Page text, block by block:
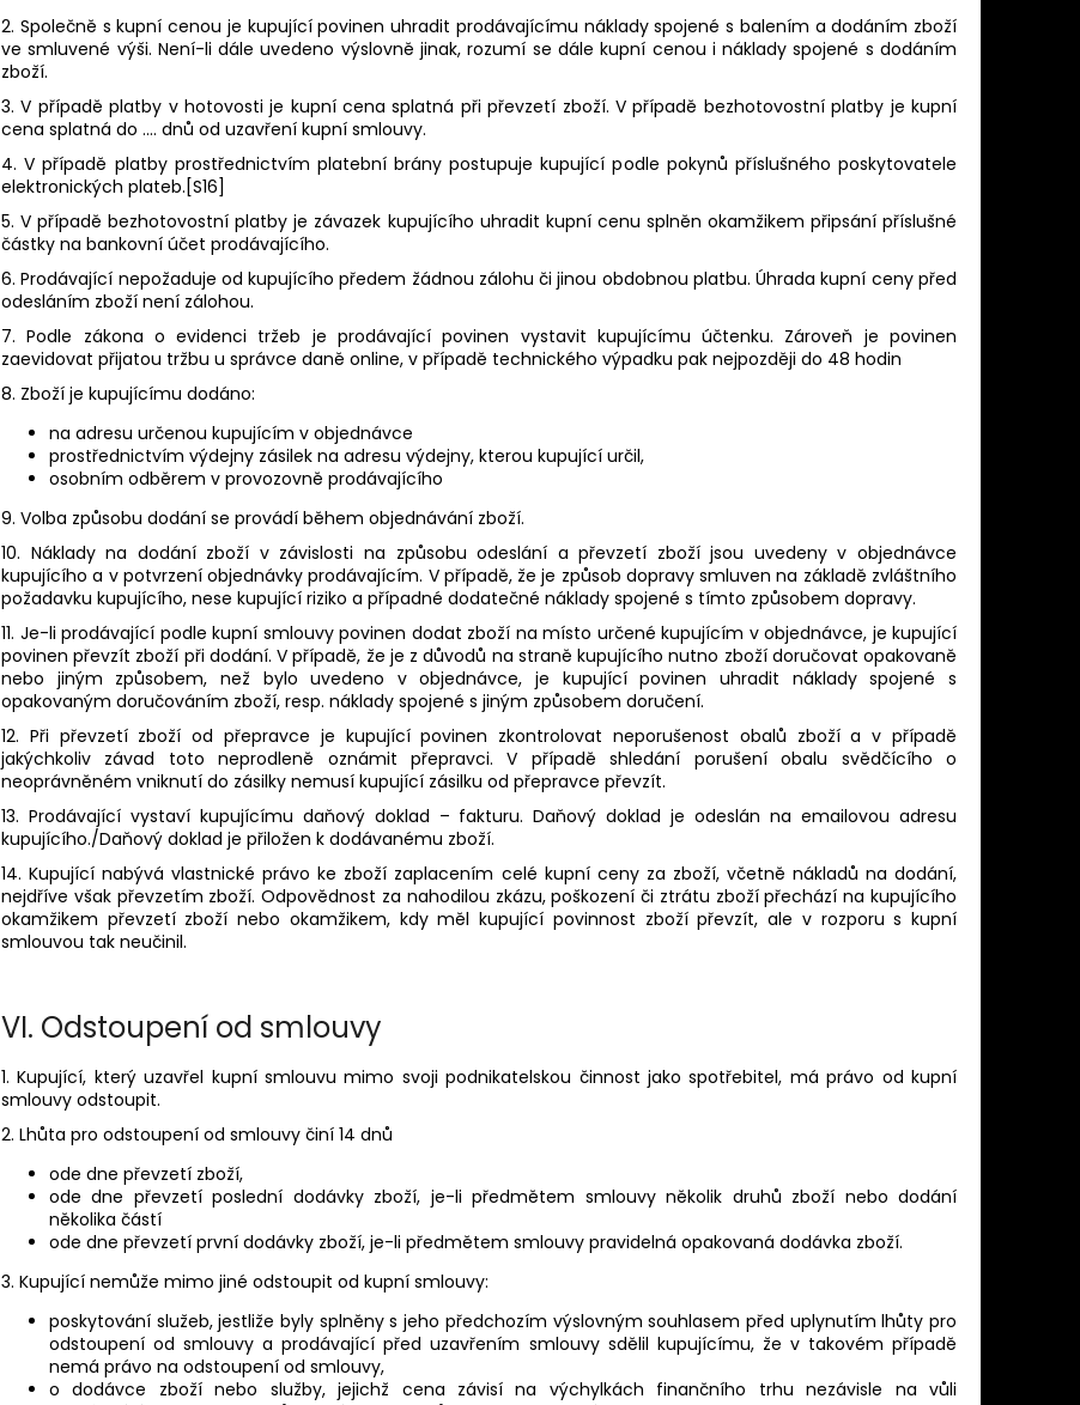
2. Společně s kupní cenou je kupující povinen uhradit prodávajícímu náklady spojené s balením a dodáním zboží
ve smluvené výši. Není-li dále uvedeno výslovně jinak, rozumí se dále kupní cenou i náklady spojené s dodáním
zboží.
3. V případě platby v hotovosti je kupní cena splatná při převzetí zboží. V případě bezhotovostní platby je kupní
cena splatná do …. dnů od uzavření kupní smlouvy.
4. V případě platby prostřednictvím platební brány postupuje kupující podle pokynů příslušného poskytovatele
elektronických plateb.[S16]
5. V případě bezhotovostní platby je závazek kupujícího uhradit kupní cenu splněn okamžikem připsání příslušné
částky na bankovní účet prodávajícího.
6. Prodávající nepožaduje od kupujícího předem žádnou zálohu či jinou obdobnou platbu. Úhrada kupní ceny před
odesláním zboží není zálohou.
7. Podle zákona o evidenci tržeb je prodávající povinen vystavit kupujícímu účtenku. Zároveň je povinen
zaevidovat přijatou tržbu u správce daně online, v případě technického výpadku pak nejpozději do 48 hodin
8. Zboží je kupujícímu dodáno:
na adresu určenou kupujícím v objednávce
prostřednictvím výdejny zásilek na adresu výdejny, kterou kupující určil,
osobním odběrem v provozovně prodávajícího
9. Volba způsobu dodání se provádí během objednávání zboží.
10. Náklady na dodání zboží v závislosti na způsobu odeslání a převzetí zboží jsou uvedeny v objednávce
kupujícího a v potvrzení objednávky prodávajícím. V případě, že je způsob dopravy smluven na základě zvláštního
požadavku kupujícího, nese kupující riziko a případné dodatečné náklady spojené s tímto způsobem dopravy.
11. Je-li prodávající podle kupní smlouvy povinen dodat zboží na místo určené kupujícím v objednávce, je kupující
povinen převzít zboží při dodání. V případě, že je z důvodů na straně kupujícího nutno zboží doručovat opakovaně
nebo jiným způsobem, než bylo uvedeno v objednávce, je kupující povinen uhradit náklady spojené s
opakovaným doručováním zboží, resp. náklady spojené s jiným způsobem doručení.
12. Při převzetí zboží od přepravce je kupující povinen zkontrolovat neporušenost obalů zboží a v případě
jakýchkoliv závad toto neprodleně oznámit přepravci. V případě shledání porušení obalu svědčícího o
neoprávněném vniknutí do zásilky nemusí kupující zásilku od přepravce převzít.
13. Prodávající vystaví kupujícímu daňový doklad – fakturu. Daňový doklad je odeslán na emailovou adresu
kupujícího./Daňový doklad je přiložen k dodávanému zboží.
14. Kupující nabývá vlastnické právo ke zboží zaplacením celé kupní ceny za zboží, včetně nákladů na dodání,
nejdříve však převzetím zboží. Odpovědnost za nahodilou zkázu, poškození či ztrátu zboží přechází na kupujícího
okamžikem převzetí zboží nebo okamžikem, kdy měl kupující povinnost zboží převzít, ale v rozporu s kupní
smlouvou tak neučinil.
VI. Odstoupení od smlouvy
1. Kupující, který uzavřel kupní smlouvu mimo svoji podnikatelskou činnost jako spotřebitel, má právo od kupní
smlouvy odstoupit.
2. Lhůta pro odstoupení od smlouvy činí 14 dnů
ode dne převzetí zboží,
ode dne převzetí poslední dodávky zboží, je-li předmětem smlouvy několik druhů zboží nebo dodání
několika částí
ode dne převzetí první dodávky zboží, je-li předmětem smlouvy pravidelná opakovaná dodávka zboží.
3. Kupující nemůže mimo jiné odstoupit od kupní smlouvy:
poskytování služeb, jestliže byly splněny s jeho předchozím výslovným souhlasem před uplynutím lhůty pro
odstoupení od smlouvy a prodávající před uzavřením smlouvy sdělil kupujícímu, že v takovém případě
nemá právo na odstoupení od smlouvy,
o dodávce zboží nebo služby, jejichž cena závisí na výchylkách finančního trhu nezávisle na vůli